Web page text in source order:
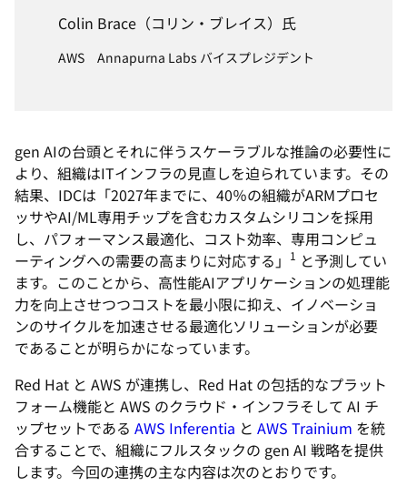
Colin Brace（コリン・ブレイス）氏
AWS Annapurna Labs バイスプレジデント
gen AIの台頭とそれに伴うスケーラブルな推論の必要性に
より、組織はITインフラの見直しを迫られています。その
結果、IDCは「2027年までに、40％の組織がARMプロセ
ッサやAI/ML専用チップを含むカスタムシリコンを採用
し、パフォーマンス最適化、コスト効率、専用コンピュ
ーティングへの需要の高まりに対応する」
1 と予測してい
ます。このことから、高性能AIアプリケーションの処理能
力を向上させつつコストを最小限に抑え、イノベーショ
ンのサイクルを加速させる最適化ソリューションが必要
であることが明らかになっています。
Red Hat と AWS が連携し、Red Hat の包括的なプラット
フォーム機能と AWS のクラウド・インフラそして AI チ
ップセットである AWS Inferentia と AWS Trainium を統
合することで、組織にフルスタックの gen AI 戦略を提供
します。今回の連携の主な内容は次のとおりです。